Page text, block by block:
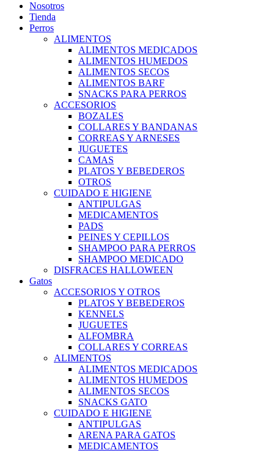
Nosotros
Tienda
Perros
ALIMENTOS
ALIMENTOS MEDICADOS
ALIMENTOS HUMEDOS
ALIMENTOS SECOS
ALIMENTOS BARF
SNACKS PARA PERROS
ACCESORIOS
BOZALES
COLLARES Y BANDANAS
CORREAS Y ARNESES
JUGUETES
CAMAS
PLATOS Y BEBEDEROS
OTROS
CUIDADO E HIGIENE
ANTIPULGAS
MEDICAMENTOS
PADS
PEINES Y CEPILLOS
SHAMPOO PARA PERROS
SHAMPOO MEDICADO
DISFRACES HALLOWEEN
Gatos
ACCESORIOS Y OTROS
PLATOS Y BEBEDEROS
KENNELS
JUGUETES
ALFOMBRA
COLLARES Y CORREAS
ALIMENTOS
ALIMENTOS MEDICADOS
ALIMENTOS HUMEDOS
ALIMENTOS SECOS
SNACKS GATO
CUIDADO E HIGIENE
ANTIPULGAS
ARENA PARA GATOS
MEDICAMENTOS